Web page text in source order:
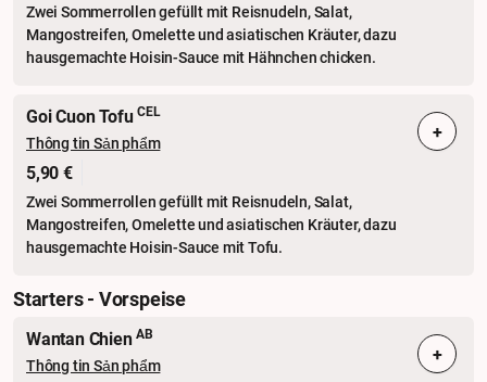
Zwei Sommerrollen gefüllt mit Reisnudeln, Salat,
Mangostreifen, Omelette und asiatischen Kräuter, dazu
hausgemachte Hoisin-Sauce mit Hähnchen chicken.
Goi Cuon TofuCEL
Thông tin Sản phẩm
5,90 €
Zwei Sommerrollen gefüllt mit Reisnudeln, Salat,
Mangostreifen, Omelette und asiatischen Kräuter, dazu
hausgemachte Hoisin-Sauce mit Tofu.
+
Starters - Vorspeise
Wantan ChienAB
Thông tin Sản phẩm +